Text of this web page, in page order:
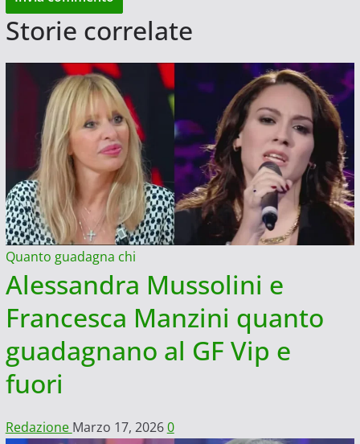
Storie correlate
Quanto guadagna chi
Alessandra Mussolini e
Francesca Manzini quanto
guadagnano al GF Vip e
fuori
Redazione Marzo 17, 20260